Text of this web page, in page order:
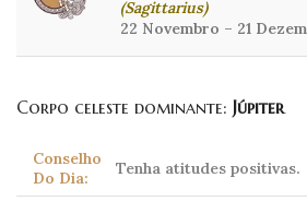
(Sagittarius)
22 Novembro – 21
Corpo celeste dominante: Júpiter
Conselho
Do Dia:
Tenha atitudes positivas.